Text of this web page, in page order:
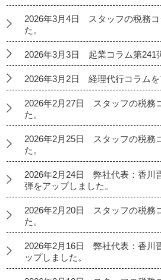
2026年3月4日 スタッフの税務コ
た。
2026年3月3日 起業コラム第241
2026年3月2日 経理代行コラムを
2026年2月27日 スタッフの税務
た。
2026年2月25日 スタッフの税務
た。
2026年2月24日 弊社代表：香川
弾をアップしました。
2026年2月20日 スタッフの税務
た。
2026年2月16日 弊社代表：香川
ップしました。